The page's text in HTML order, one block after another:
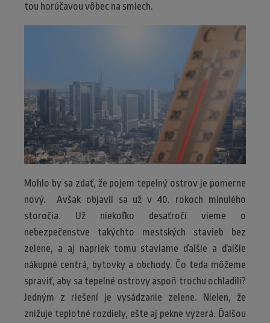
tou horúčavou vôbec na smiech.
Mohlo by sa zdať, že pojem tepelný ostrov je pomerne
nový. Avšak objavil sa už v 40. rokoch minulého
storočia. Už niekoľko desaťročí vieme o
nebezpečenstve takýchto mestských stavieb bez
zelene, a aj napriek tomu staviame ďalšie a ďalšie
nákupné centrá, bytovky a obchody. Čo teda môžeme
spraviť, aby sa tepelné ostrovy aspoň trochu ochladili?
Jedným z riešení je vysádzanie zelene. Nielen, že
znižuje teplotné rozdiely, ešte aj pekne vyzerá. Ďalšou